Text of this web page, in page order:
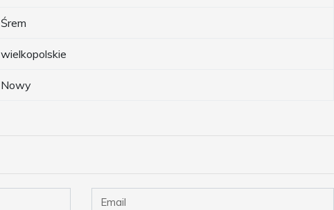
Śrem
wielkopolskie
Nowy